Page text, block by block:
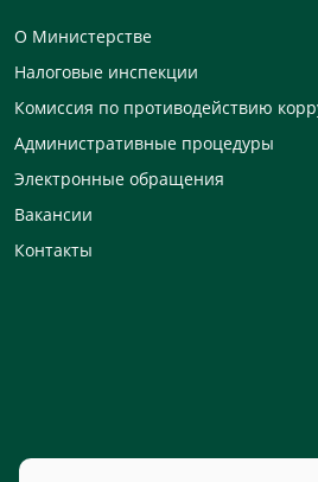
О Министерстве
Налоговые инспекции
Комиссия по противодействию
Административные процедуры
Электронные обращения
Вакансии
Контакты